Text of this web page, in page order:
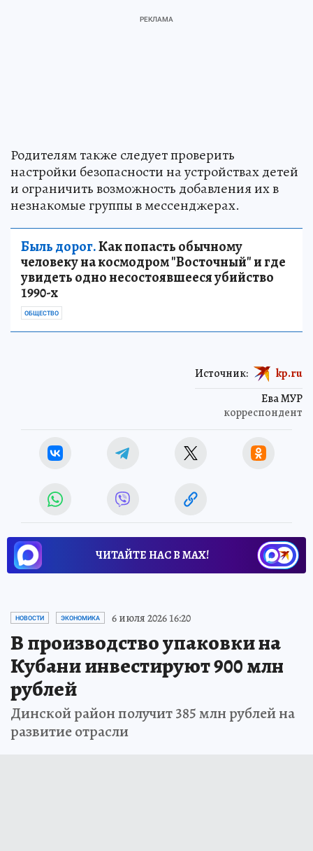
Родителям также следует проверить
настройки безопасности на устройствах детей
и ограничить возможность добавления их в
незнакомые группы в мессенджерах.
Быль дорог.Как попасть обычному
человеку на космодром "Восточный" и где
увидеть одно несостоявшееся убийство
1990-х
ОБЩЕСТВО
Ева МУР
корреспондент
Источник: kp.ru
ЧИТАЙТЕ НАС В МАХ!
НОВОСТИ ЭКОНОМИКА 6 июля 2026 16:20
В производство упаковки на
Кубани инвестируют 900 млн
рублей
Динской район получит 385 млн рублей на
развитие отрасли